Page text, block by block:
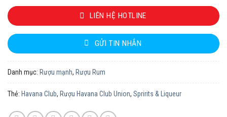
LIÊN HỆ HOTLINE
GỬI TIN NHẮN
Danh mục: Rượu mạnh, Rượu Rum
Thẻ: Havana Club, Rượu Havana Club Union, Spririts & Liqueur